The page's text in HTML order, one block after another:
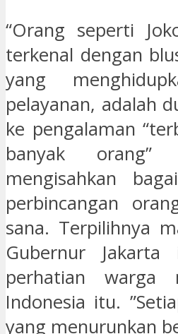
“Orang seperti
terkenal dengan
yang
pelayanan, adalah
ke pengalaman
banyak orang”
mengisahkan
perbincangan
sana. Terpilihnya
Gubernur
perhatian
Indonesia itu.
yang menurunkan